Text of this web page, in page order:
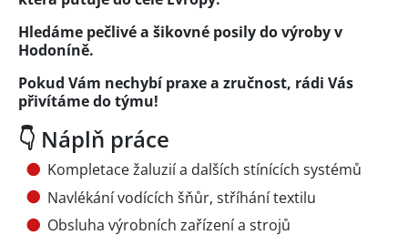
Hledáme pečlivé a šikovné posily do výroby v
Hodoníně.
Pokud Vám nechybí praxe a zručnost, rádi Vás
přivítáme do týmu!
👇 Náplň práce
Kompletace žaluzií a dalších stínících systémů
Navlékání vodících šňůr, stříhání textilu
Obsluha výrobních zařízení a strojů